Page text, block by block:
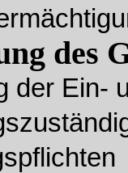
des
der Ein-